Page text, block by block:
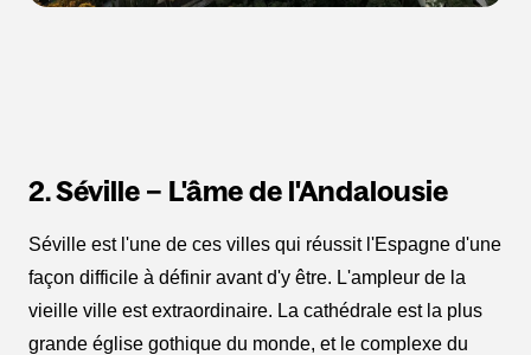
2. Séville – L'âme de l'Andalousie
Séville est l'une de ces villes qui réussit l'Espagne d'une
façon difficile à définir avant d'y être. L'ampleur de la
vieille ville est extraordinaire. La cathédrale est la plus
grande église gothique du monde, et le complexe du